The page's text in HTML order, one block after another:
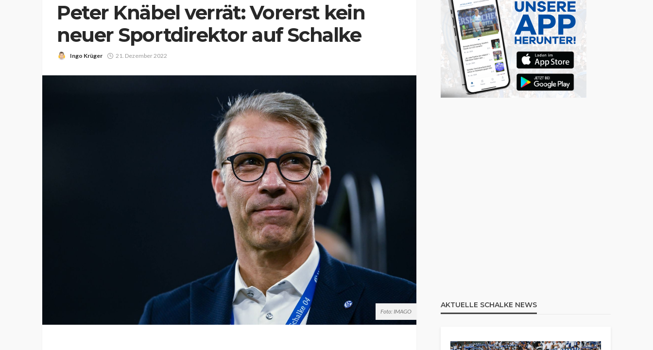
Peter Knäbel verrät: Vorerst kein
neuer Sportdirektor auf Schalke
Ingo Krüger 21. Dezember 2022
Foto: IMAGO
AKTUELLE SCHALKE NEWS